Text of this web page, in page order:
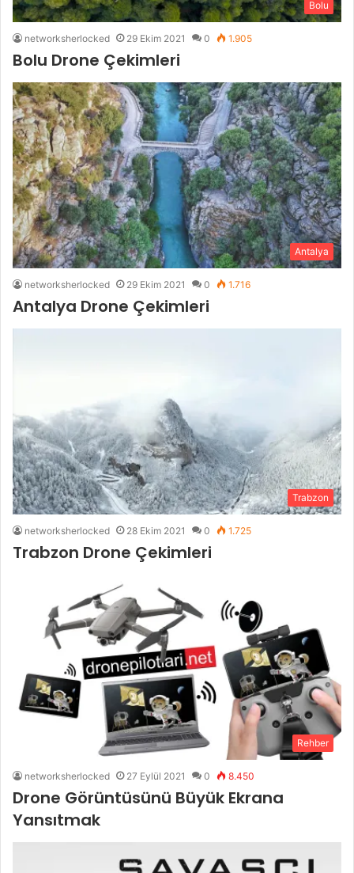
Bolu
networksherlocked 29 Ekim 2021 0 1.905
Bolu Drone Çekimleri
Antalya
networksherlocked 29 Ekim 2021 0 1.716
Antalya Drone Çekimleri
Trabzon
networksherlocked 28 Ekim 2021 0 1.725
Trabzon Drone Çekimleri
Rehber
networksherlocked 27 Eylül 2021 0 8.450
Drone Görüntüsünü Büyük Ekrana
Yansıtmak